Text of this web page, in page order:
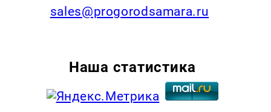
sales@progorodsamara.ru
Наша статистика